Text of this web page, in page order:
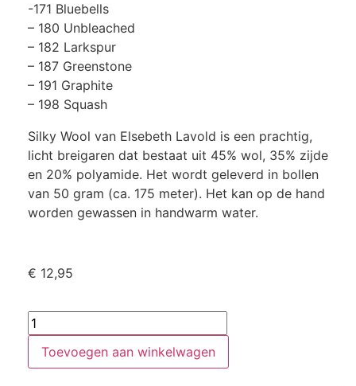
-171 Bluebells
– 180 Unbleached
– 182 Larkspur
– 187 Greenstone
– 191 Graphite
– 198 Squash
Silky Wool van Elsebeth Lavold is een prachtig,
licht breigaren dat bestaat uit 45% wol, 35% zijde
en 20% polyamide. Het wordt geleverd in bollen
van 50 gram (ca. 175 meter). Het kan op de hand
worden gewassen in handwarm water.
€ 12,95
Toevoegen aan winkelwagen